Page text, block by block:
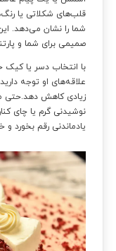
قلب‌های شکلاتی یا
شما را نشان می‌دهد.
صمیمی برای شما و
با انتخاب دسر یا
علاقه‌های او توجه
زیادی کاهش دهد.حتی
نوشیدنی گرم یا چای
یادماندنی رقم بخورد